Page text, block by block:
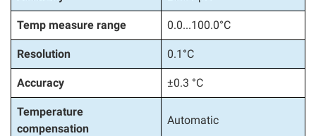
Temp measure range 0.0...100.0°C
Resolution 0.1°C
Accuracy ±0.3 °C
Temperature
compensation
Automatic